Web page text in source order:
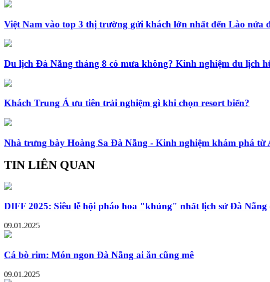
Việt Nam vào top 3 thị trường gửi khách lớn nhất đến Lào nửa
Du lịch Đà Nẵng tháng 8 có mưa không? Kinh nghiệm du lịch
Khách Trung Á ưu tiên trải nghiệm gì khi chọn resort biển?
Nhà trưng bày Hoàng Sa Đà Nẵng - Kinh nghiệm khám phá từ
TIN LIÊN QUAN
DIFF 2025: Siêu lễ hội pháo hoa "khủng" nhất lịch sử Đà Nẵng
09.01.2025
Cá bò rim: Món ngon Đà Nẵng ai ăn cũng mê
09.01.2025